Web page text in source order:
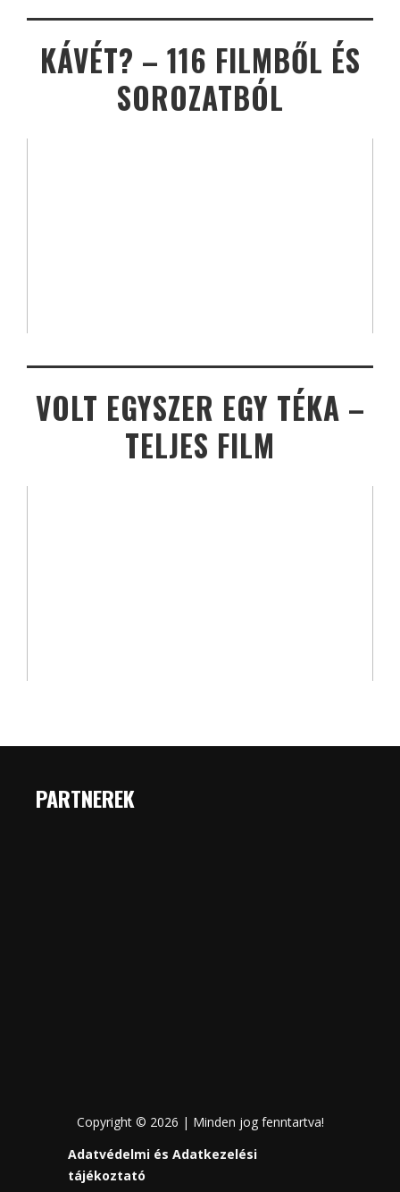
KÁVÉT? – 116 FILMBŐL ÉS
SOROZATBÓL
VOLT EGYSZER EGY TÉKA –
TELJES FILM
PARTNEREK
Copyright © 2026 | Minden jog fenntartva!
Adatvédelmi és Adatkezelési
tájékoztató